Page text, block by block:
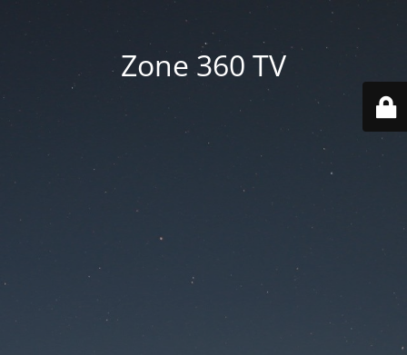
Zone 360 TV